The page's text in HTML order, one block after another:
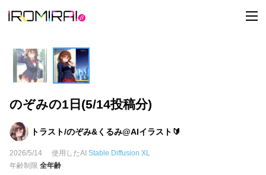
t
o
のぞみの1日(5/14投稿分)
トラスト/のぞみ&くるみ@AIイラスト🔰
2026/5/14 使用したAI Stable Diffusion XL
年齢制限 全年齢